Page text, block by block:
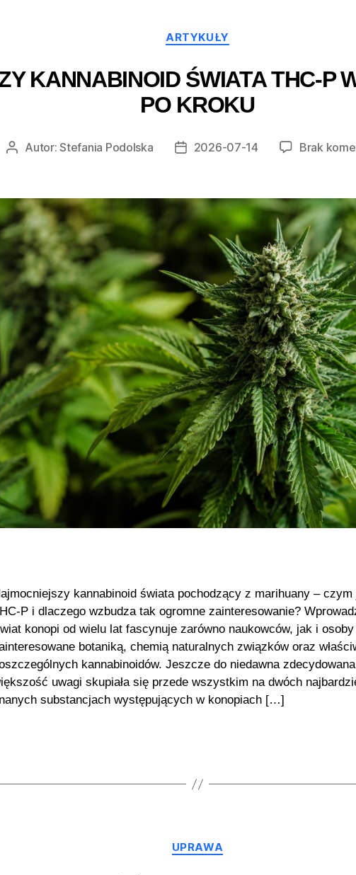
Kategorie
ARTYKUŁY
KANNABINOID ŚWIATA THC-P
PO KROKU
AutorAutor:Stefania Podolska
Data2026-07-14 Brak
kannabinoid świata pochodzący z marihuany – czym
P i dlaczego wzbudza tak ogromne zainteresowanie?
konopi od wielu lat fascynuje zarówno naukowców, jak i osoby
botaniką, chemią naturalnych związków oraz
kannabinoidów. Jeszcze do niedawna zdecydowana
uwagi skupiała się przede wszystkim na dwóch
substancjach występujących w konopiach […]
Kategorie
UPRAWA